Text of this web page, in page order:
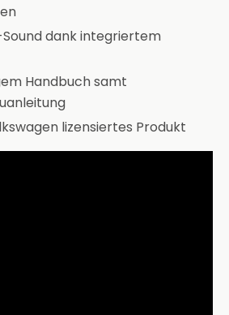
dank integriertem
Handbuch samt
lizensiertes Produkt